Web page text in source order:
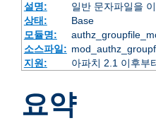
설명:
일반 문자파일을
상태:
Base
모듈명:
소스파일:
지원:
아파치 2.1 이후부
요약